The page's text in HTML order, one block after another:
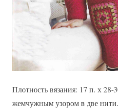
Плотность вязания: 17 п. х 28-
жемчужным узором в две нити.